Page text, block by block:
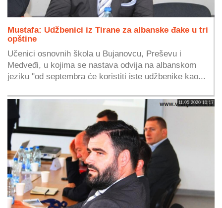
Mustafa: Udžbenici iz Tirane za albanske đake u tri
opštine
Učenici osnovnih škola u Bujanovcu, Preševu i
Medveđi, u kojima se nastava odvija na albanskom
jeziku "od septembra će koristiti iste udžbenike kao...
11.05.2020 10:17